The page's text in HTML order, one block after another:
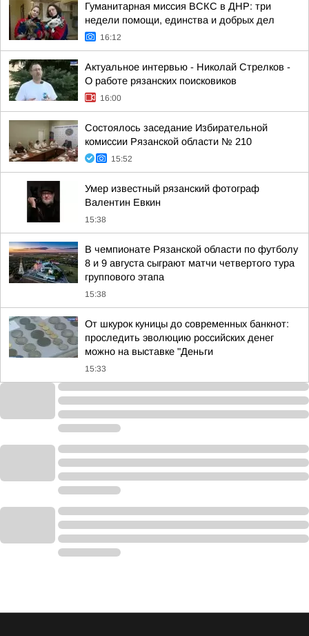
Гуманитарная миссия ВСКС в ДНР: три
недели помощи, единства и добрых дел
16:12
Актуальное интервью - Николай Стрелков -
О работе рязанских поисковиков
16:00
Состоялось заседание Избирательной
комиссии Рязанской области № 210
15:52
Умер известный рязанский фотограф
Валентин Евкин
15:38
В чемпионате Рязанской области по футболу
8 и 9 августа сыграют матчи четвертого тура
группового этапа
15:38
От шкурок куницы до современных банкнот:
проследить эволюцию российских денег
можно на выставке "Деньги
15:33